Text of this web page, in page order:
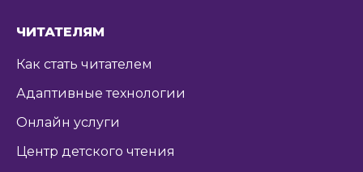
ЧИТАТЕЛЯМ
Как стать читателем
Адаптивные технологии
Онлайн услуги
Центр детского чтения